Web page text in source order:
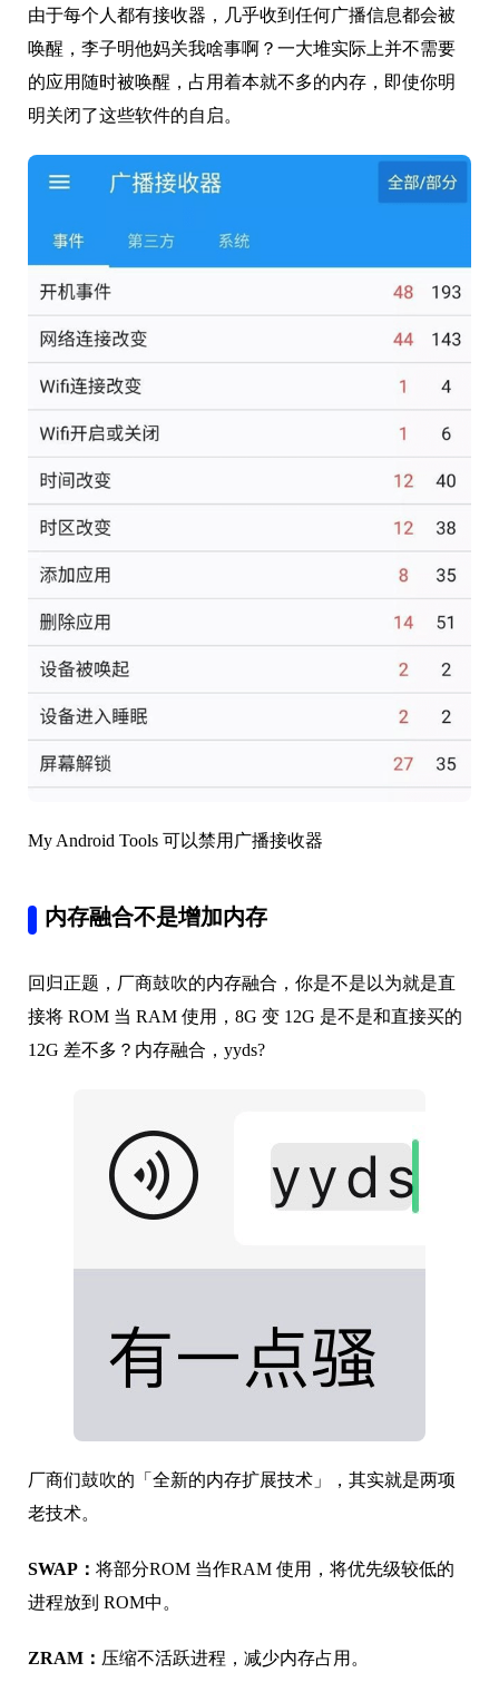
由于每个人都有接收器，几乎收到任何广播信息都会被
唤醒，李子明他妈关我啥事啊？一大堆实际上并不需要
的应用随时被唤醒，占用着本就不多的内存，即使你明
明关闭了这些软件的自启。
My Android Tools 可以禁用广播接收器
内存融合不是增加内存
回归正题，厂商鼓吹的内存融合，你是不是以为就是直
接将 ROM 当 RAM 使用，8G 变 12G 是不是和直接买的
12G 差不多？内存融合，yyds?
厂商们鼓吹的「全新的内存扩展技术」，其实就是两项
老技术。
SWAP： 将部分ROM 当作RAM 使用，将优先级较低的
进程放到 ROM中。
ZRAM： 压缩不活跃进程，减少内存占用。